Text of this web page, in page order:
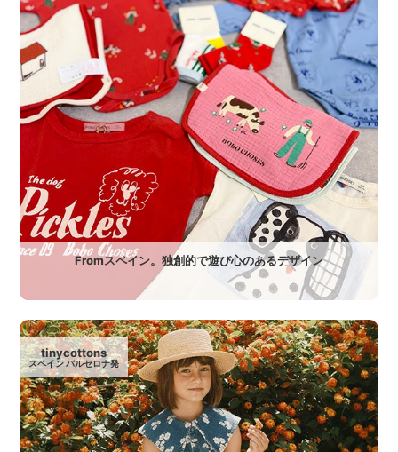
Fromスペイン。独創的で遊び心のあるデザイン
tinycottons
スペイン バルセロナ発